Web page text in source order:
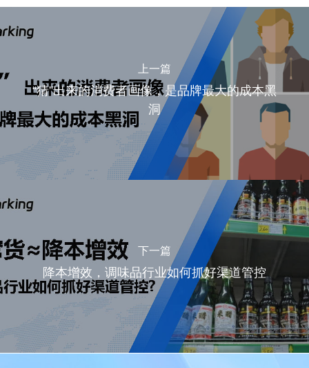
上一篇
“猜”出来的消费者画像，是品牌最大的成本黑
洞
下一篇
降本增效，调味品行业如何抓好渠道管控